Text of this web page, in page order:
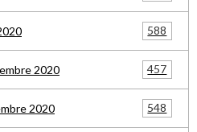
588
2020 457
2020 548